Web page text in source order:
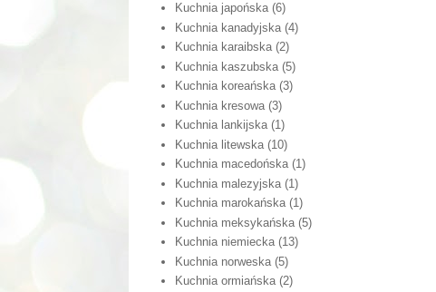
Kuchnia japońska (6)
Kuchnia kanadyjska (4)
Kuchnia karaibska (2)
Kuchnia kaszubska (5)
Kuchnia koreańska (3)
Kuchnia kresowa (3)
Kuchnia lankijska (1)
Kuchnia litewska (10)
Kuchnia macedońska (1)
Kuchnia malezyjska (1)
Kuchnia marokańska (1)
Kuchnia meksykańska (5)
Kuchnia niemiecka (13)
Kuchnia norweska (5)
Kuchnia ormiańska (2)